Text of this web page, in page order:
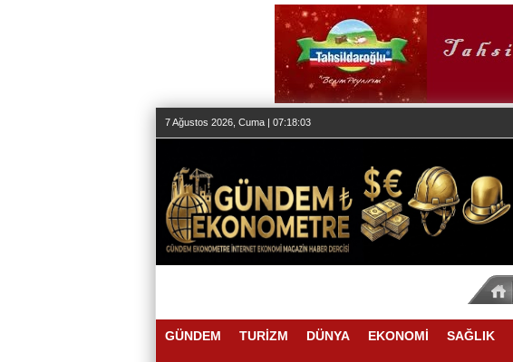
7 Ağustos 2026, Cuma | 07:18:03
GÜNDEM TURİZM DÜNYA EKONOMİ SAĞLIK